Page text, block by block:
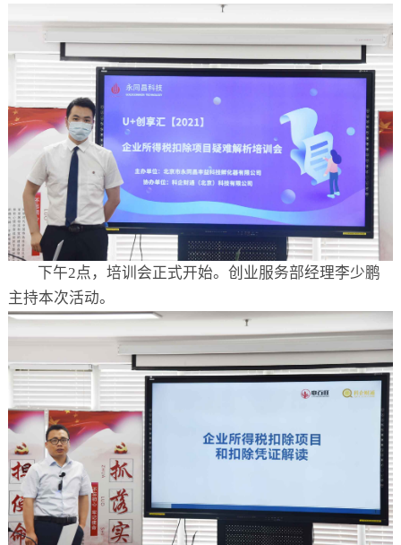
下午2点，培训会正式开始。创业服务部经理李少鹏
主持本次活动。